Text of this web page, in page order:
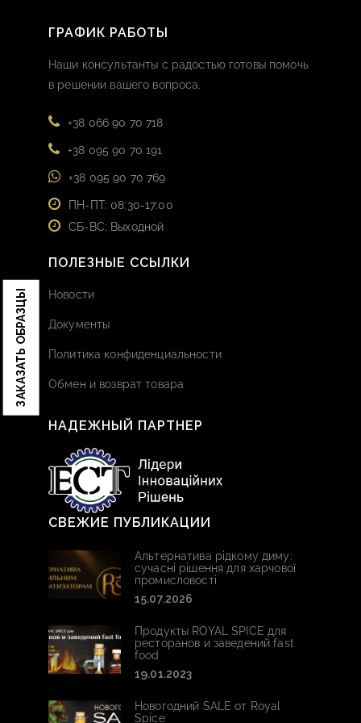
ЗАКАЗАТЬ ОБРАЗЦЫ
ГРАФИК РАБОТЫ
Наши консультанты с радостью готовы помочь
в решении вашего вопроса.
+38 066 90 70 718
+38 095 90 70 191
+38 095 90 70 769
ПН-ПТ: 08:30-17:00
СБ-ВС: Выходной
ПОЛЕЗНЫЕ ССЫЛКИ
Новости
Документы
Политика конфиденциальности
Обмен и возврат товара
НАДЕЖНЫЙ ПАРТНЕР
СВЕЖИЕ ПУБЛИКАЦИИ
Альтернатива рідкому диму:
сучасні рішення для харчової
промисловості
15.07.2026
Продукты ROYAL SPICE для
ресторанов и заведений fast
food
19.01.2023
Новогодний SALE от Royal
Spice